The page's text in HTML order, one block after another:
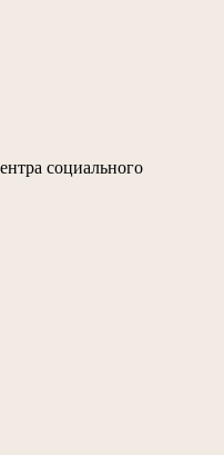
социального